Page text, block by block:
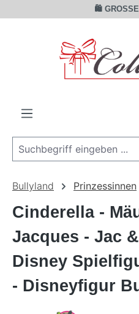
Zum Hauptinhalt springen
🛍️ GROSSE
Bullyland Prinzessinnen
Cinderella -
Jacques - Jac
Disney
- Disneyfigur